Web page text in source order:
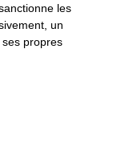
les
un
propres